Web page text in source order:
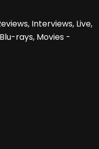
Interviews, Live,
rays, Movies -